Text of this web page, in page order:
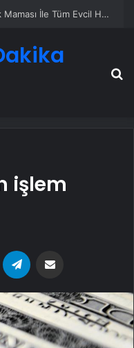
Petmona : Kedi Maması ve Köpek Maması İle Tüm Evcil Hayvan Ürünleri
işlem
WhatsApp